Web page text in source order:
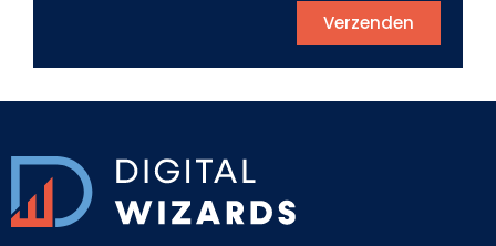
Verzenden